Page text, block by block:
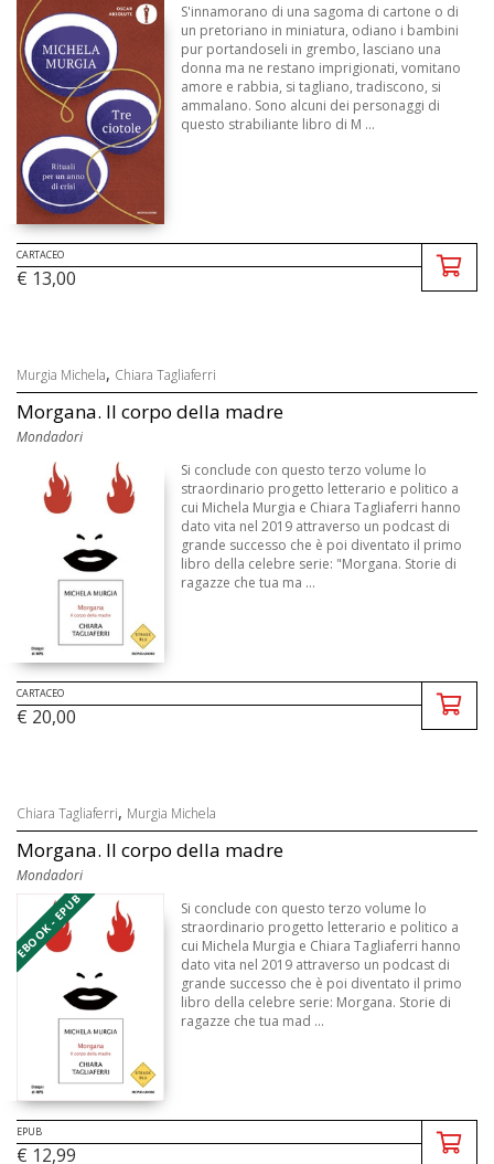
S'innamorano di una sagoma di cartone o di
un pretoriano in miniatura, odiano i bambini
pur portandoseli in grembo, lasciano una
donna ma ne restano imprigionati, vomitano
amore e rabbia, si tagliano, tradiscono, si
ammalano. Sono alcuni dei personaggi di
questo strabiliante libro di M ...
CARTACEO
€ 13,00
Murgia Michela, Chiara Tagliaferri
Morgana. Il corpo della madre
Mondadori
Si conclude con questo terzo volume lo
straordinario progetto letterario e politico a
cui Michela Murgia e Chiara Tagliaferri hanno
dato vita nel 2019 attraverso un podcast di
grande successo che è poi diventato il primo
libro della celebre serie: "Morgana. Storie di
ragazze che tua ma ...
CARTACEO
€ 20,00
Chiara Tagliaferri, Murgia Michela
Morgana. Il corpo della madre
Mondadori
EBOOK - EPUB
Si conclude con questo terzo volume lo
straordinario progetto letterario e politico a
cui Michela Murgia e Chiara Tagliaferri hanno
dato vita nel 2019 attraverso un podcast di
grande successo che è poi diventato il primo
libro della celebre serie: Morgana. Storie di
ragazze che tua mad ...
EPUB
€ 12,99